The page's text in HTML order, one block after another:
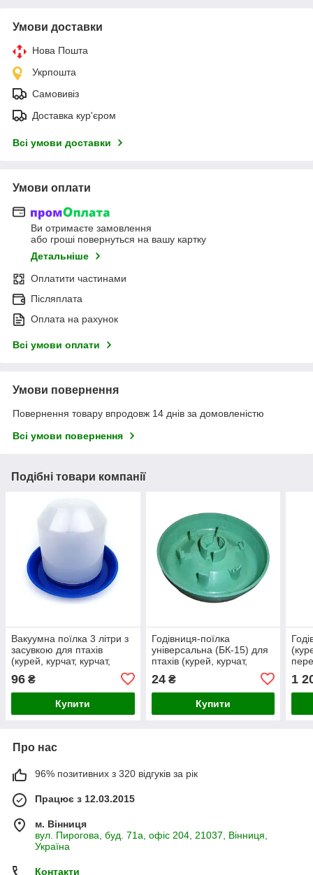
Умови доставки
Нова Пошта
Укрпошта
Самовивіз
Доставка кур'єром
Всі умови доставки
Умови оплати
Ви отримаєте замовлення
або гроші повернуться на вашу картку
Детальніше
Оплатити частинами
Післяплата
Оплата на рахунок
Всі умови оплати
Умови повернення
Повернення товару впродовж 14 днів за домовленістю
Всі умови повернення
Подібні товари компанії
Вакуумна поїлка 3 літри з
засувкою для птахів
(курей, курчат, курчат,
бройлерів, качок, гусей).
96 ₴
Купити
Годівниця-поїлка
універсальна (БК-15) для
птахів (курей, курчат,
курчат, перепелів, індиків,
бройлерів, качок, гусей
24₴
Купити
1
Про нас
96% позитивних з 320 відгуків за рік
Працює з 12.03.2015
м. Вінниця
вул. Пирогова, буд. 71а, офіс 204, 21037, Вінниця,
Україна
Контакти